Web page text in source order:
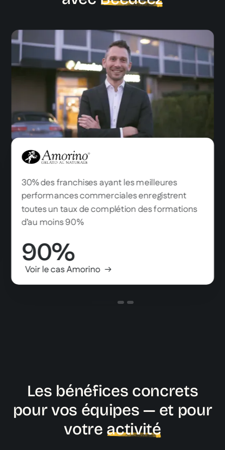
30% des franchises ayant les meilleures
performances commerciales enregistrent
toutes un taux de complétion des formations
d’au moins 90%
90%
Voir le cas Amorino
Les bénéfices concrets
pour vos équipes — et pour
votre activité